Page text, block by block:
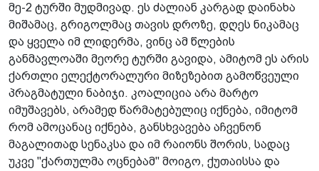
მე-2 ტურში მუდმივად. ეს ძალიან კარგად დაინახა
მიშამაც, გრიგოლმაც თავის დროზე, დღეს ნიკამაც
და ყველა იმ ლიდერმა, ვინც ამ წლების
განმავლოაში მეორე ტურში გავიდა, ამიტომ ეს არის
ქართლი ელექტორალური მიზეზებით გამოწვეული
პრაგმატული ნაბიჯი. კოალიცია არა მარტო
იმუშავებს, არამედ წარმატებულიც იქნება, იმიტომ
რომ ამოცანაც იქნება, განსხვავება აჩვენონ
მაგალითად სენაკსა და იმ რაიონს შორის, სადაც
უკვე "ქართულმა ოცნებამ" მოიგო, ქუთაისსა და